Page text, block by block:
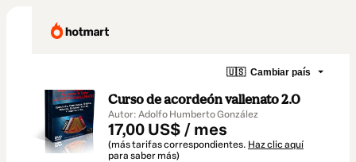
🇺🇸 Cambiar país
Curso de acordeón vallenato 2.0
Autor: Adolfo Humberto González
17,00 US$ / mes
(más tarifas correspondientes. Haz clic aquí
para saber más)